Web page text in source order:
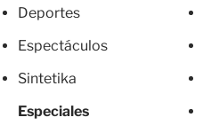
Deportes
Espectáculos
Sintetika
Especiales